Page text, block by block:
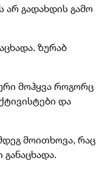
არ გადახდის გამო
ზურაბ
მოჰყვა როგორც
და
მოითხოვა, რაც